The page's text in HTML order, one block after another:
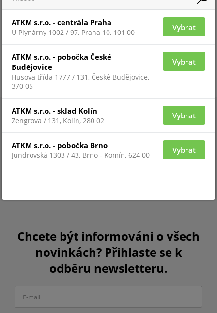
systémy TECNOALARM
Chcete být informováni o všech
novinkách? Přihlaste se k
odběru newsletteru.
ATKM s.r.o. - centrála Praha
U Plynárny 1002 / 97, Praha 10, 101 00
Vybrat
ATKM s.r.o. - pobočka České
Budějovice
Husova třída 1777 / 131, České Budějovice,
370 05
Vybrat
ATKM s.r.o. - sklad Kolín
Zengrova / 131, Kolín, 280 02
Vybrat
ATKM s.r.o. - pobočka Brno
Jundrovská 1303 / 43, Brno - Komín, 624 00
Vybrat